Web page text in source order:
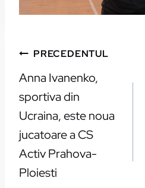
NAVIGARE
ARTICOLE
PRECEDENTUL
Anna Ivanenko,
sportiva din
Ucraina, este noua
jucatoare a CS
Activ Prahova-
Ploiesti